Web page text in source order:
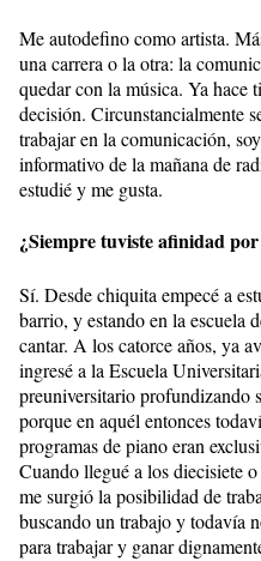
Me autodefino como artista.
una carrera o la otra: la
quedar con la música. Ya hace
decisión. Circunstancialmente
trabajar en la comunicación,
informativo de la mañana de
estudié y me gusta.
¿Siempre tuviste afinidad
Sí. Desde chiquita empecé a
barrio, y estando en la escuela
cantar. A los catorce años, ya
ingresé a la Escuela
preuniversitario profundizando
porque en aquél entonces
programas de piano eran
Cuando llegué a los diecisiete
me surgió la posibilidad de
buscando un trabajo y todavía
para trabajar y ganar